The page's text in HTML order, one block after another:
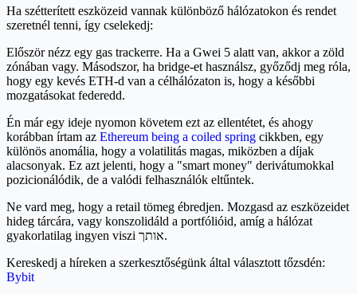
Ha szétterített eszközeid vannak különböző hálózatokon és rendet
szeretnél tenni, így cselekedj:
Először nézz egy gas trackerre. Ha a Gwei 5 alatt van, akkor a zöld
zónában vagy. Másodszor, ha bridge-et használsz, győződj meg róla,
hogy egy kevés ETH-d van a célhálózaton is, hogy a későbbi
mozgatásokat federedd.
Én már egy ideje nyomon követem ezt az ellentétet, és ahogy
korábban írtam az Ethereum being a coiled spring cikkben, egy
különös anomália, hogy a volatilitás magas, miközben a díjak
alacsonyak. Ez azt jelenti, hogy a "smart money" derivátumokkal
pozicionálódik, de a valódi felhasználók eltűntek.
Ne vard meg, hogy a retail tömeg ébredjen. Mozgasd az eszközeidet
hideg tárcára, vagy konszolidáld a portfólióid, amíg a hálózat
gyakorlatilag ingyen viszi אותך.
Kereskedj a híreken a szerkesztőségünk által választott tőzsdén:
Bybit